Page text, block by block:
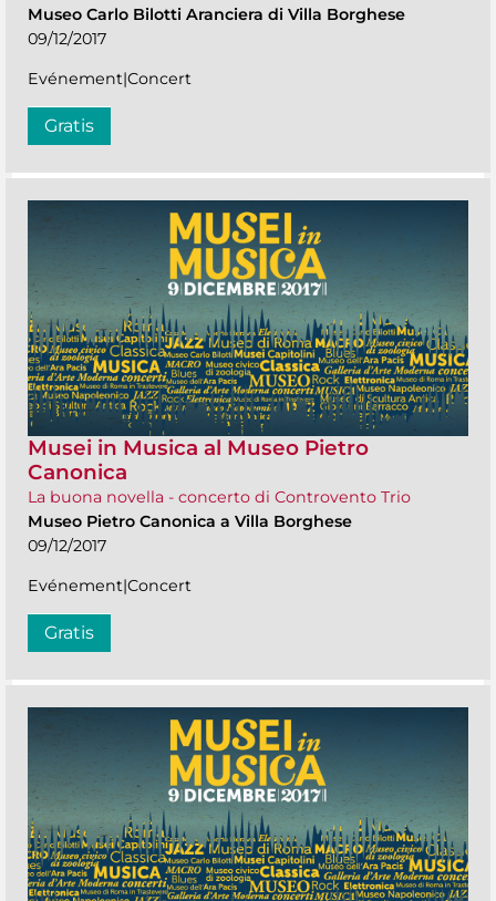
Museo Carlo Bilotti Aranciera di Villa Borghese
09/12/2017
Evénement|Concert
Gratis
Musei in Musica al Museo Pietro
Canonica
La buona novella - concerto di Controvento Trio
Museo Pietro Canonica a Villa Borghese
09/12/2017
Evénement|Concert
Gratis